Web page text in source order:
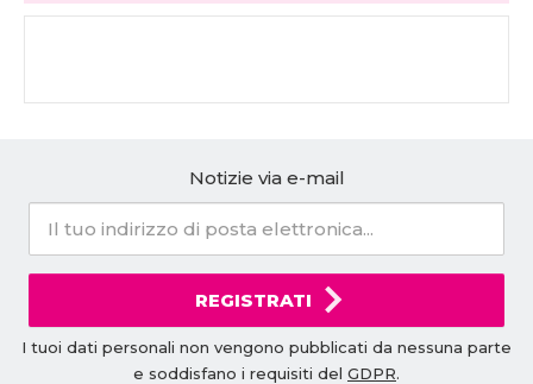
Notizie via e-mail
REGISTRATI
I tuoi dati personali non vengono pubblicati da nessuna parte
e soddisfano i requisiti del GDPR.